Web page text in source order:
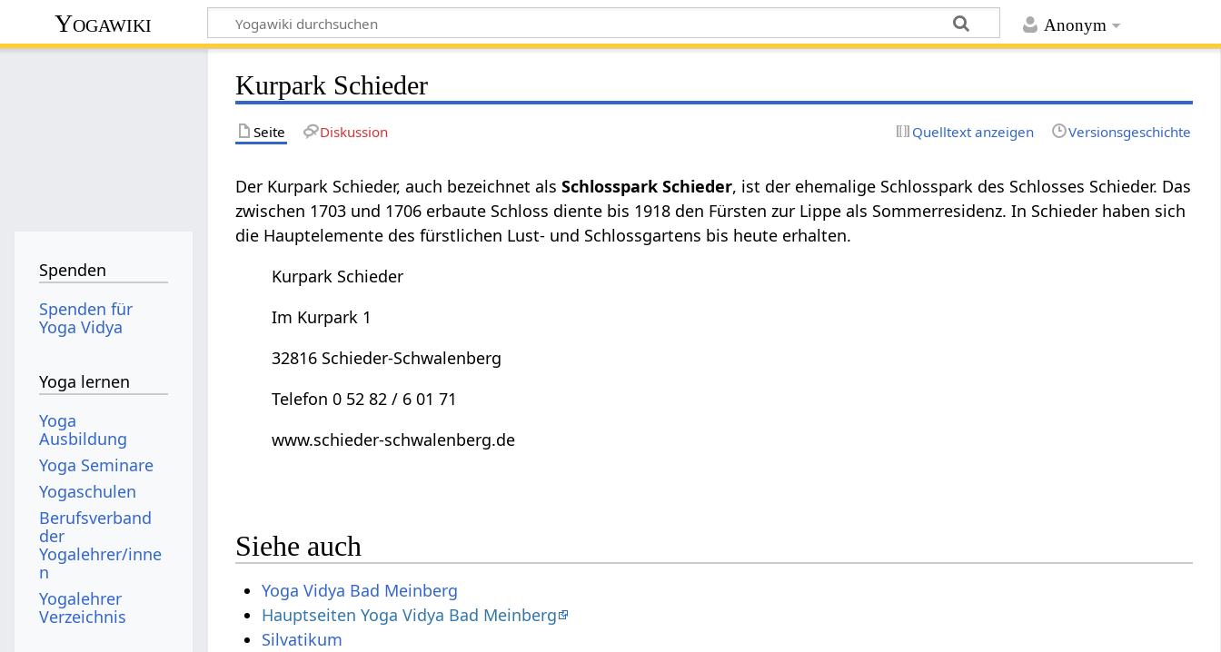
Anonym
Yogawiki
Kurpark Schieder
Seite Diskussion Quelltext anzeigen Versionsgeschichte
Der Kurpark Schieder, auch bezeichnet alsSchlosspark Schieder, ist der ehemalige Schlosspark des Schlosses Schieder. Das
zwischen 1703 und 1706 erbaute Schloss diente bis 1918 den Fürsten zur Lippe als Sommerresidenz. In Schieder haben sich
die Hauptelemente des fürstlichen Lust- und Schlossgartens bis heute erhalten.
Kurpark Schieder
Im Kurpark 1
32816 Schieder-Schwalenberg
Telefon 0 52 82 / 6 01 71
www.schieder-schwalenberg.de
Siehe auch
Yoga Vidya Bad Meinberg
Hauptseiten Yoga Vidya Bad Meinberg
Silvatikum
Spenden
Spenden für
Yoga Vidya
Yoga lernen
Yoga
Ausbildung
Yoga Seminare
Yogaschulen
Berufsverband
der
Yogalehrer/inne
n
Yogalehrer
Verzeichnis